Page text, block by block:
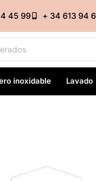
45 99 + 34 613 94
inoxidable Lavado